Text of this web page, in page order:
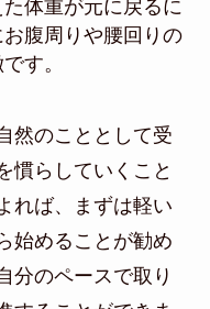
体重が元に戻るに
腹周りや腰回りの
す。
然のこととして受
慣らしていくこと
れば、まずは軽い
始めることが勧め
分のペースで取り